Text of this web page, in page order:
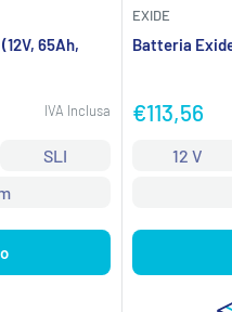
65Ah,
IVA Inclusa
SLI
EXIDE
Batteria
Prezzo
€113,56
12 V